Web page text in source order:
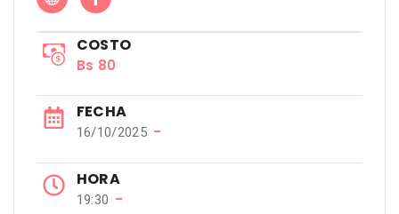
COSTO
Bs 80
FECHA
16/10/2025 −
HORA
19:30 −